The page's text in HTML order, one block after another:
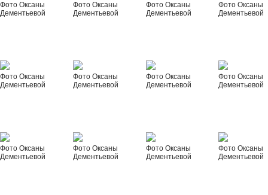
Фото Оксаны
Дементьевой
Фото Оксаны
Дементьевой
Фото Оксаны
Дементьевой
Фото Оксаны
Дементьевой
Фото Оксаны
Дементьевой
Фото Оксаны
Дементьевой
Фото Оксаны
Дементьевой
Фото Оксаны
Дементьевой
Фото Оксаны
Дементьевой
Фото Оксаны
Дементьевой
Фото Оксаны
Дементьевой
Фото Оксаны
Дементьевой